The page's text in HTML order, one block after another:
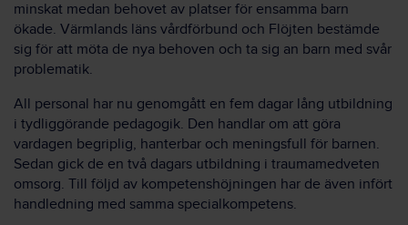
minskat medan behovet av platser för ensamma barn
ökade. Värmlands läns vårdförbund och Flöjten bestämde
sig för att möta de nya behoven och ta sig an barn med svår
problematik.
All personal har nu genomgått en fem dagar lång utbildning
i tydliggörande pedagogik. Den handlar om att göra
vardagen begriplig, hanterbar och meningsfull för barnen.
Sedan gick de en två dagars utbildning i traumamedveten
omsorg. Till följd av kompetenshöjningen har de även infört
handledning med samma specialkompetens.